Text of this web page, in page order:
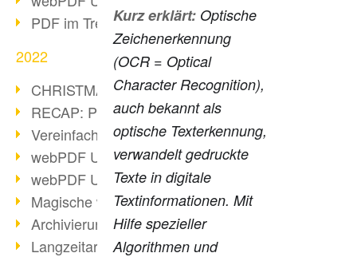
PDF im Trend
2022
CHRISTMAS 2022 loading
RECAP: PDF Days Europe 2022
Vereinfachung Personalprozesse
webPDF Update 8.0.0.2727
webPDF Update 9.0.0.2732
Magische webPDF Version 9
Archivierung: Aufbewahrungsfristen
Langzeitarchivierung mit PDF/A
Kurz erklärt: Optische
Zeichenerkennung
(OCR = Optical
Character Recognition),
auch bekannt als
optische Texterkennung,
verwandelt gedruckte
Texte in digitale
Textinformationen. Mit
Hilfe spezieller
Algorithmen und